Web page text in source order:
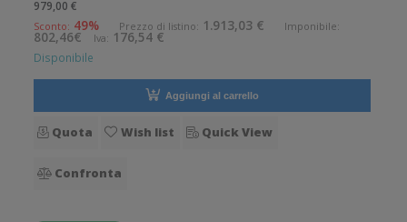
Risoluzione di stampa: 12 dot/mm Supporto di stampa: Card
Connettività: USB
979,00 €
Sconto: 49% Prezzo di listino: 1.913,03 € Imponibile:
802,46€ Iva: 176,54 €
Disponibile
Aggiungi al carrello
Quota Wish list Quick View
Confronta